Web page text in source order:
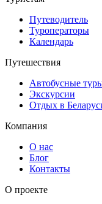
Путеводитель
Туроператоры
Календарь
Путешествия
Автобусные
Экскурсии
Отдых в
Компания
О нас
Блог
Контакты
О проекте